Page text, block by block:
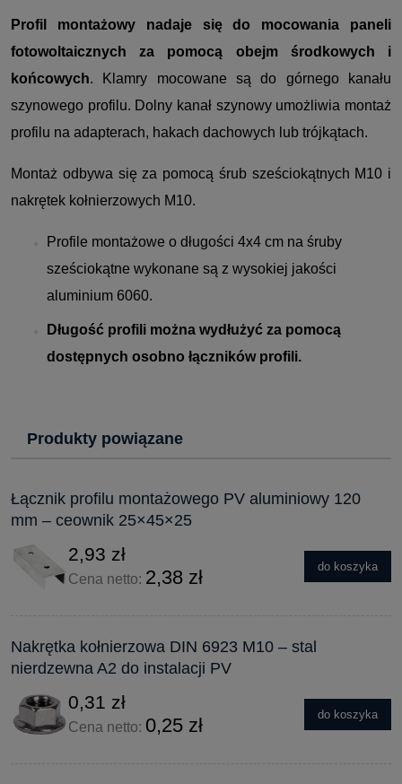
Profil montażowy nadaje się do mocowania paneli
fotowoltaicznych za pomocą obejm środkowych i
końcowych. Klamry mocowane są do górnego kanału
szynowego profilu. Dolny kanał szynowy umożliwia montaż
profilu na adapterach, hakach dachowych lub trójkątach.
Montaż odbywa się za pomocą śrub sześciokątnych M10 i
nakrętek kołnierzowych M10.
Profile montażowe o długości 4x4 cm na śruby
sześciokątne wykonane są z wysokiej jakości
aluminium 6060.
Długość profili można wydłużyć za pomocą
dostępnych osobno łączników profili.
Produkty powiązane
Łącznik profilu montażowego PV aluminiowy 120
mm – ceownik 25×45×25
2,93 zł
Cena netto: 2,38 zł do koszyka
Nakrętka kołnierzowa DIN 6923 M10 – stal
nierdzewna A2 do instalacji PV
0,31 zł
Cena netto: 0,25 zł do koszyka